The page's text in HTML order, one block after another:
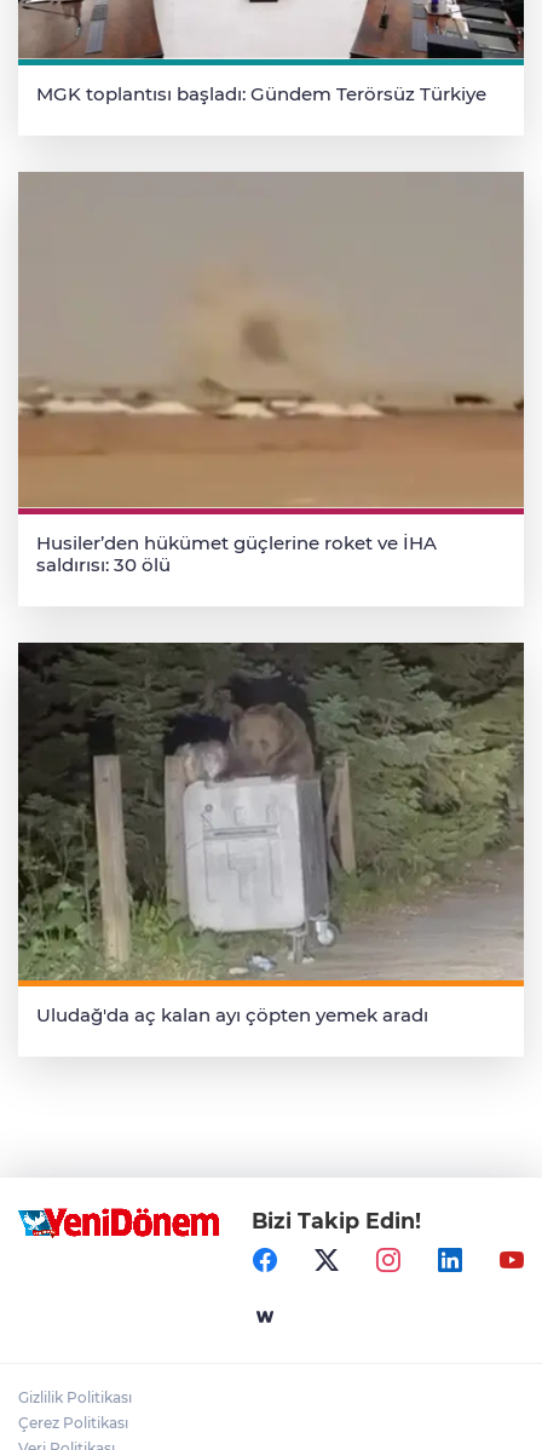
MGK toplantısı başladı: Gündem Terörsüz Türkiye
Husiler’den hükümet güçlerine roket ve İHA
saldırısı: 30 ölü
Uludağ'da aç kalan ayı çöpten yemek aradı
Bizi Takip Edin!
Gizlilik Politikası
Çerez Politikası